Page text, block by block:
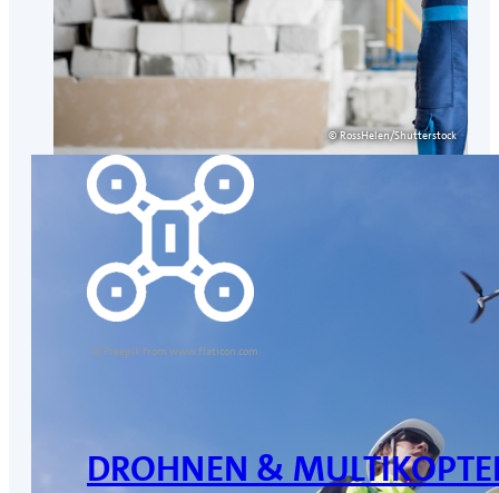
© RossHelen/Shutterstock
© Freepik from www.flaticon.com
DROHNEN &